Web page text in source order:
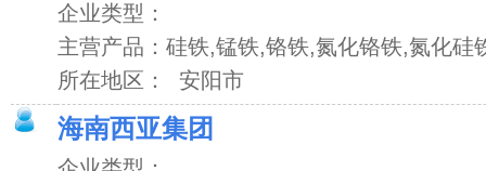
企业类型：
主营产品：硅铁,锰铁,铬铁,氮化铬铁,氮化硅
所在地区： 安阳市
海南西亚集团